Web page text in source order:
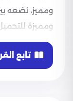
ومميزة
تابع